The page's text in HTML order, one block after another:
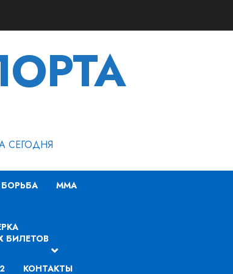
СЕГОДНЯ
БОРЬБА MMA
БИЛЕТОВ
КОНТАКТЫ